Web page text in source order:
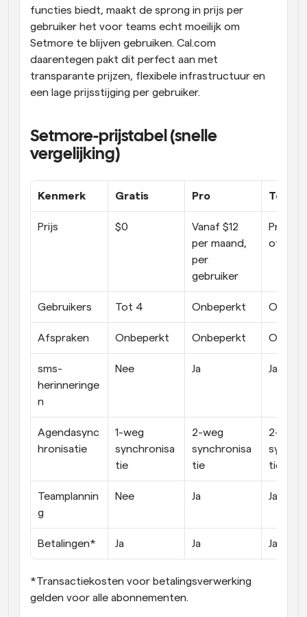
functies biedt, maakt de sprong in prijs per
gebruiker het voor teams echt moeilijk om
Setmore te blijven gebruiken. Cal.com
daarentegen pakt dit perfect aan met
transparante prijzen, flexibele infrastructuur en
een lage prijsstijging per gebruiker.
Setmore-prijstabel (snelle
vergelijking)
Kenmerk Gratis Pro Team
Prijs $0
Vanaf $12
per maand,
per
gebruiker
Prijs op
Gebruikers Tot 4 Onbeperkt
Afspraken Onbeperkt Onbeperkt
sms-
herinneringe
n
Nee Ja Ja
Agendasync
hronisatie
1-weg
synchronisa
tie
2-weg
synchronisa
tie
2-weg
tie
Teamplannin
g
Nee Ja Ja
Betalingen* Ja Ja Ja
*Transactiekosten voor betalingsverwerking
gelden voor alle abonnementen.